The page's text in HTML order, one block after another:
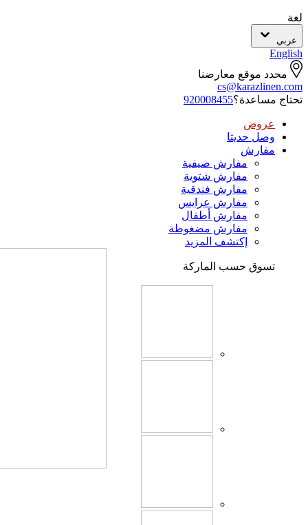
لغة
عربي
English
محدد موقع معارضنا
cs@karazlinen.com
تحتاج مساعدة؟920008455
عروض
وصل حديثا
مفارش
مفارش صيفية
مفارش شتوية
مفارش فندقية
مفارش عرايس
مفارش أطفال
مفارش مضغوطة
إكتشف المزيد
تسوق حسب الماركة